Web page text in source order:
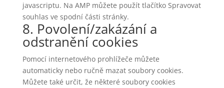
javascriptu. Na AMP můžete použít tlačítko Spravovat
souhlas ve spodní části stránky.
8. Povolení/zakázání a
odstranění cookies
Pomocí internetového prohlížeče můžete
automaticky nebo ručně mazat soubory cookies.
Můžete také určit, že některé soubory cookies